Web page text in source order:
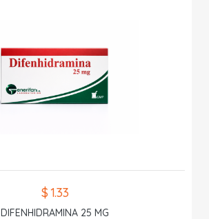
$ 1.33
DIFENHIDRAMINA 25 MG